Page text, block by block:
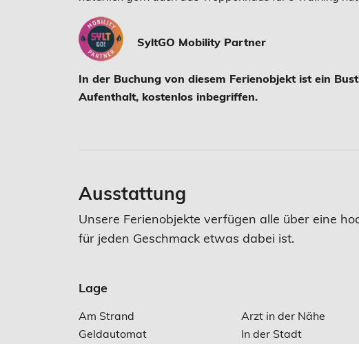
SyltGO Mobility Partner
In der Buchung von diesem Ferienobjekt ist ein
Aufenthalt, kostenlos inbegriffen.
Ausstattung
Unsere Ferienobjekte verfügen alle über eine
für jeden Geschmack etwas dabei ist.
Lage
Am Strand Arzt in der Nähe
Geldautomat
In der Stadt